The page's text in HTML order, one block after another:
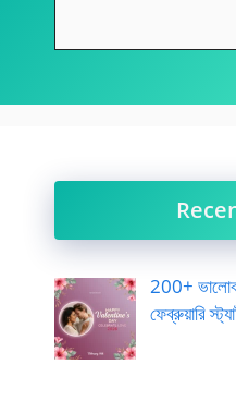
200+
ফেব্রুয়ারি